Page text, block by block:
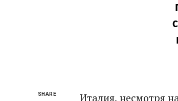
Италия, несмотря
SHARE